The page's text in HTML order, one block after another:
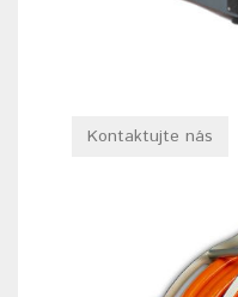
Kontaktujte nás